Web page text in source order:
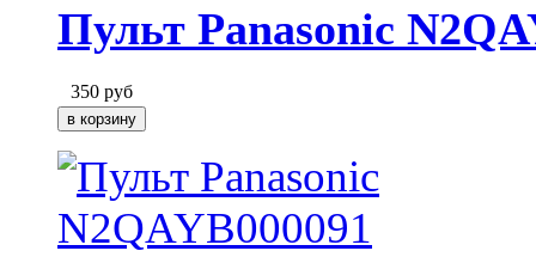
Пульт Panasonic
350 руб